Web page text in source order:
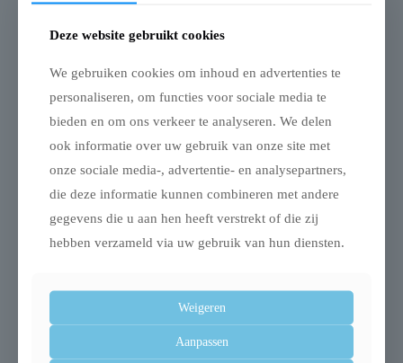
Afmetingen: 45-48X2 cm (S)
Gerelateerde producten
Trixie ren turquoise /
Trixie benche home
Deze website gebruikt cookies
We gebruiken cookies om inhoud en advertenties te
personaliseren, om functies voor sociale media te
bieden en om ons verkeer te analyseren. We delen
ook informatie over uw gebruik van onze site met
onze sociale media-, advertentie- en analysepartners,
die deze informatie kunnen combineren met andere
gegevens die u aan hen heeft verstrekt of die zij
hebben verzameld via uw gebruik van hun diensten.
Weigeren
Aanpassen